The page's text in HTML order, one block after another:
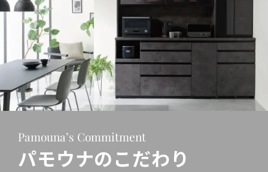
Pamouna’s Commitment
パモウナのこだわり